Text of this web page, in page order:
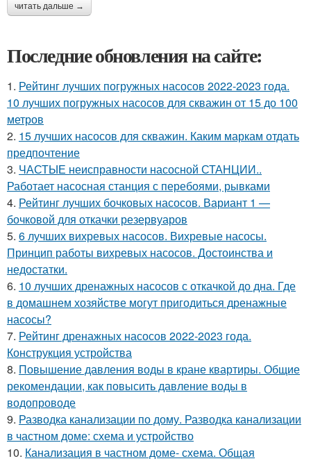
читать дальше →
Последние обновления на сайте:
1. Рейтинг лучших погружных насосов 2022-2023 года.
10 лучших погружных насосов для скважин от 15 до 100
метров
2. 15 лучших насосов для скважин. Каким маркам отдать
предпочтение
3. ЧАСТЫЕ неисправности насосной СТАНЦИИ..
Работает насосная станция с перебоями, рывками
4. Рейтинг лучших бочковых насосов. Вариант 1 —
бочковой для откачки резервуаров
5. 6 лучших вихревых насосов. Вихревые насосы.
Принцип работы вихревых насосов. Достоинства и
недостатки.
6. 10 лучших дренажных насосов с откачкой до дна. Где
в домашнем хозяйстве могут пригодиться дренажные
насосы?
7. Рейтинг дренажных насосов 2022-2023 года.
Конструкция устройства
8. Повышение давления воды в кране квартиры. Общие
рекомендации, как повысить давление воды в
водопроводе
9. Разводка канализации по дому. Разводка канализации
в частном доме: схема и устройство
10. Канализация в частном доме- схема. Общая